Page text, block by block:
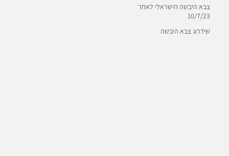
צבא היבשה הישראלי לאחר
10/7/23
שידרוג צבא היבשה
שנקראות חטיבות בינוניות.